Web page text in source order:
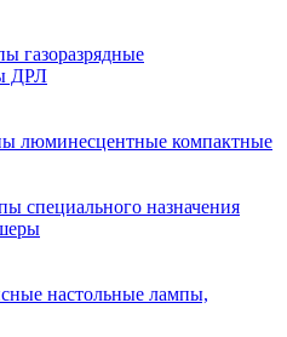
газоразрядные
ДРЛ
люминесцентные компактные
специального назначения
настольные лампы,